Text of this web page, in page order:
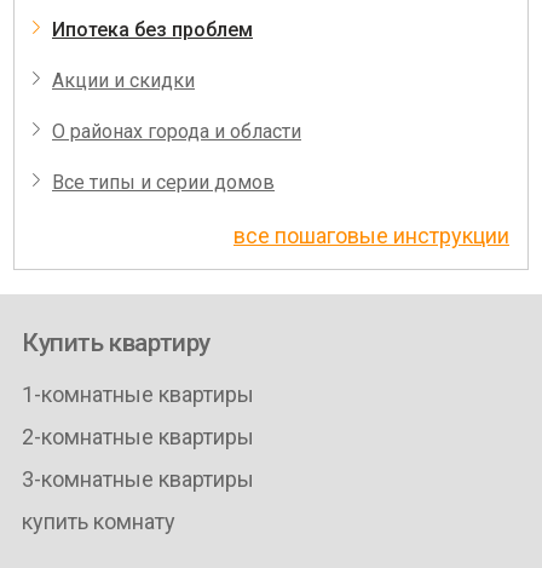
Ипотека без проблем
Акции и скидки
О районах города и области
Все типы и серии домов
все пошаговые инструкции
Купить квартиру
1-комнатные квартиры
2-комнатные квартиры
3-комнатные квартиры
купить комнату